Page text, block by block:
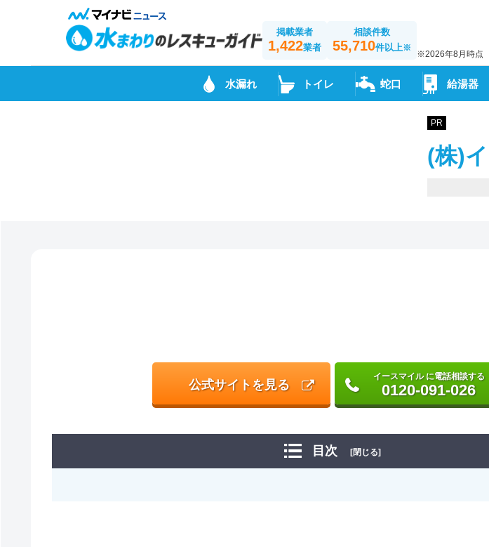
掲載業者
1,422業者
相談件数
55,710件以上※
※2026年8月時点
水漏れ トイレ 蛇口 給湯器
PR
(株)
公式サイトを見る
イースマイル に電話相談する
0120-091-026
目次 [閉じる]